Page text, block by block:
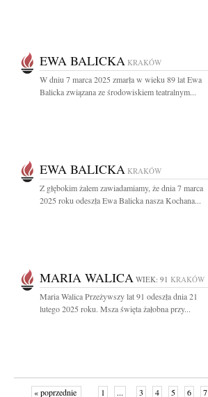
EWA BALICKA KRAKÓW
W dniu 7 marca 2025 zmarła w wieku 89 lat Ewa
Balicka związana ze środowiskiem teatralnym...
EWA BALICKA KRAKÓW
Z głębokim żalem zawiadamiamy, że dnia 7 marca
2025 roku odeszła Ewa Balicka nasza Kochana...
MARIA WALICA WIEK: 91 KRAKÓW
Maria Walica Przeżywszy lat 91 odeszła dnia 21
lutego 2025 roku. Msza święta żałobna przy...
« poprzednie 1 ... 3 4 5 6 7